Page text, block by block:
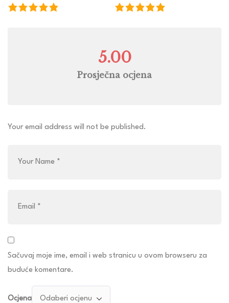
5.00
Prosječna ocjena
Your email address will not be published.
Sačuvaj moje ime, email i web stranicu u ovom browseru za
buduće komentare.
Ocjena